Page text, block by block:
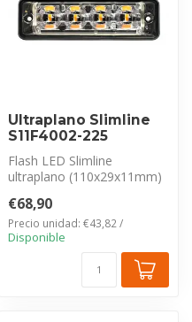
Ultraplano Slimline
S11F4002-225
Flash LED Slimline
ultraplano (110x29x11mm)
Estanqueidad IP...
€68,90
Precio unidad: €43,82 /
Disponible